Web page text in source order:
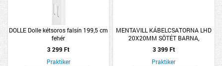
DOLLE Dolle kétsoros falsín 199,5 cm
fehér
3 299 Ft
Praktiker
MENTAVILL KÁBELCSATORNA LHD
20X20MM SÖTÉT BARNA,
FAMINTÁS 2M
3 399 Ft
Praktiker